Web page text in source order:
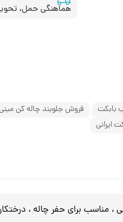
لودر کره ایهماهنگی حمل،
بابکت
فروش جلوبند چاله کن
ایرانی
، مناسب برای حفر چاله ،